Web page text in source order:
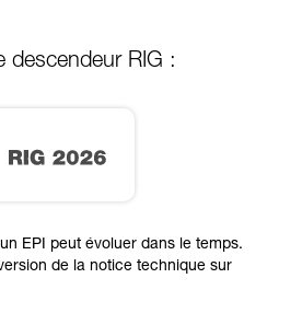
descendeur RIG :
EPI peut évoluer dans le temps.
de la notice technique sur